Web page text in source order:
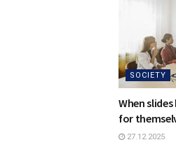
SOCIETY
When
for
27.12.2025